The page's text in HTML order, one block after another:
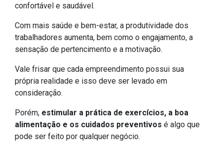
confortável e saudável.
Com mais saúde e bem-estar, a produtividade dos
trabalhadores aumenta, bem como o engajamento, a
sensação de pertencimento e a motivação.
Vale frisar que cada empreendimento possui sua
própria realidade e isso deve ser levado em
consideração.
Porém, estimular a prática de exercícios, a boa
alimentação e os cuidados preventivos é algo que
pode ser feito por qualquer negócio.